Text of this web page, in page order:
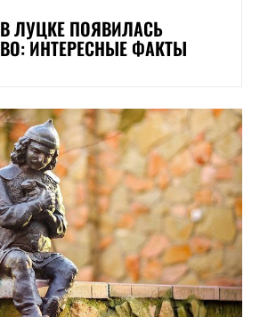
ЛУЦКЕ ПОЯВИЛАСЬ
ИНТЕРЕСНЫЕ ФАКТЫ